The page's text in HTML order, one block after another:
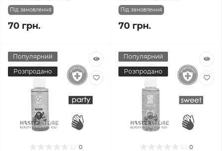
Під замовлення
70 грн.
Під замовлення
70 грн.
Популярний
Розпродано
0
Популярний
Розпродано
0